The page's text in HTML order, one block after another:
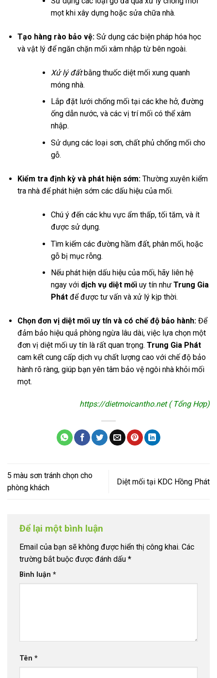
mọt khi xây dựng hoặc sửa chữa nhà.
Tạo hàng rào bảo vệ:Sử dụng các biện pháp hóa học
và vật lý để ngăn chặn mối xâm nhập từ bên ngoài.
Xử lý đấtbằng thuốc diệt mối xung quanh
móng nhà.
Lắp đặt lưới chống mối tại các khe hở, đường
ống dẫn nước, và các vị trí mối có thể xâm
nhập.
Sử dụng các loại sơn, chất phủ chống mối cho
gỗ.
Kiểm tra định kỳ và phát hiện sớm:Thường xuyên kiểm
tra nhà để phát hiện sớm các dấu hiệu của mối.
Chú ý đến các khu vực ẩm thấp, tối tăm, và ít
được sử dụng.
Tìm kiếm các đường hầm đất, phân mối, hoặc
gỗ bị mục rỗng.
Nếu phát hiện dấu hiệu của mối, hãy liên hệ
ngay với dịch vụ diệt mốiuy tín như Trung Gia
Phátđể được tư vấn và xử lý kịp thời.
Chọn đơn vị diệt mối uy tín và có chế độ bảo hành:Để
đảm bảo hiệu quả phòng ngừa lâu dài, việc lựa chọn một
đơn vị diệt mối uy tín là rất quan trọng. Trung Gia Phát
cam kết cung cấp dịch vụ chất lượng cao với chế độ bảo
hành rõ ràng, giúp bạn yên tâm bảo vệ ngôi nhà khỏi mối
mọt.
https://dietmoicantho.net ( Tổng Hợp)
5 màu sơn tránh chọn cho
phòng khách
Diệt mối tại KDC Hồng Phát
Để lại một bình luận
Email của bạn sẽ không được hiển thị công khai. Các
trường bắt buộc được đánh dấu *
Bình luận *
Tên *